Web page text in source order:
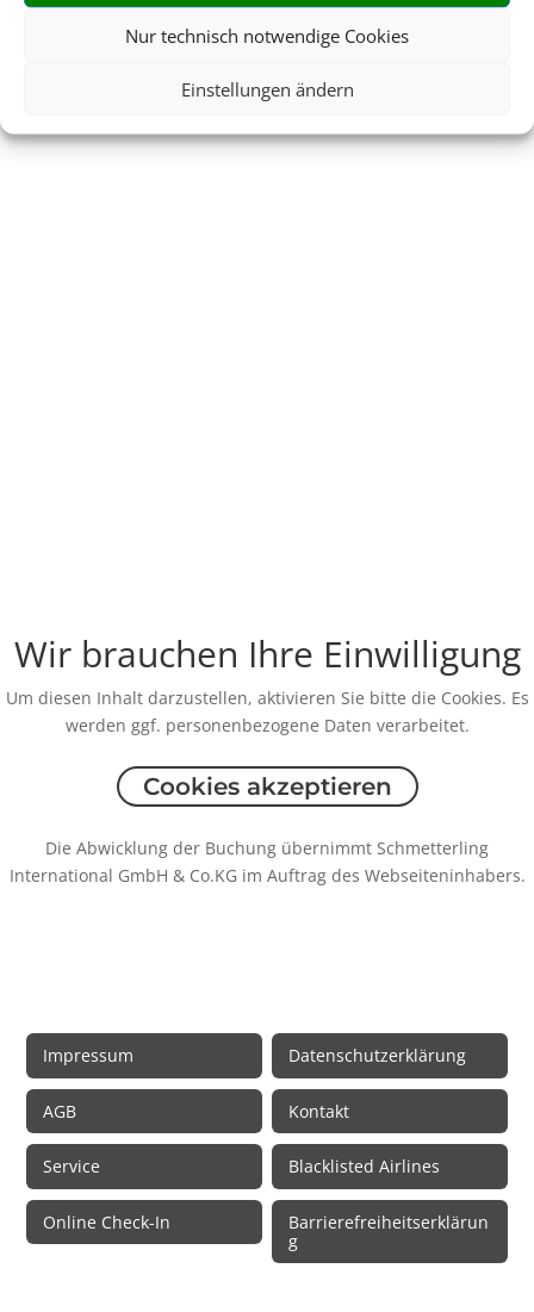
Nur technisch notwendige Cookies
Einstellungen ändern
Wir brauchen Ihre Einwilligung
Um diesen Inhalt darzustellen, aktivieren Sie bitte die Cookies. Es
werden ggf. personenbezogene Daten verarbeitet.
Cookies akzeptieren
Die Abwicklung der Buchung übernimmt Schmetterling
International GmbH & Co.KG im Auftrag des Webseiteninhabers.
Impressum Datenschutzerklärung
AGB Kontakt
Service Blacklisted Airlines
Online Check-In
Barrierefreiheitserklärun
g